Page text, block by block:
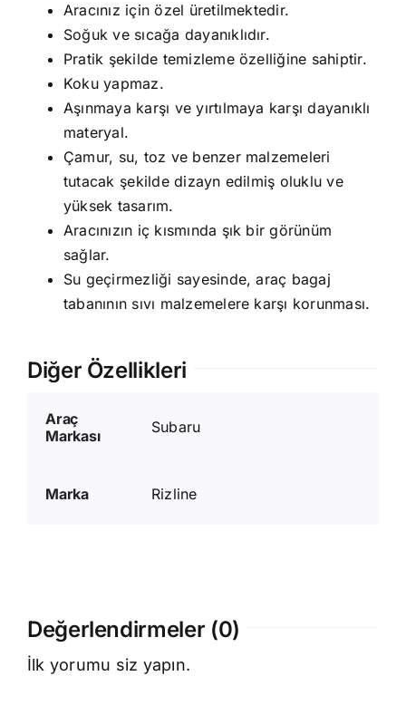
Aracınız için özel üretilmektedir.
Soğuk ve sıcağa dayanıklıdır.
Pratik şekilde temizleme özelliğine sahiptir.
Koku yapmaz.
Aşınmaya karşı ve yırtılmaya karşı dayanıklı
materyal.
Çamur, su, toz ve benzer malzemeleri
tutacak şekilde dizayn edilmiş oluklu ve
yüksek tasarım.
Aracınızın iç kısmında şık bir görünüm
sağlar.
Su geçirmezliği sayesinde, araç bagaj
tabanının sıvı malzemelere karşı korunması.
Diğer Özellikleri
Araç
Markası
Subaru
Marka Rizline
Değerlendirmeler (0)
İlk yorumu siz yapın.